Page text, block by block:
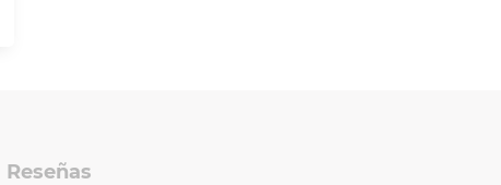
Reseñas